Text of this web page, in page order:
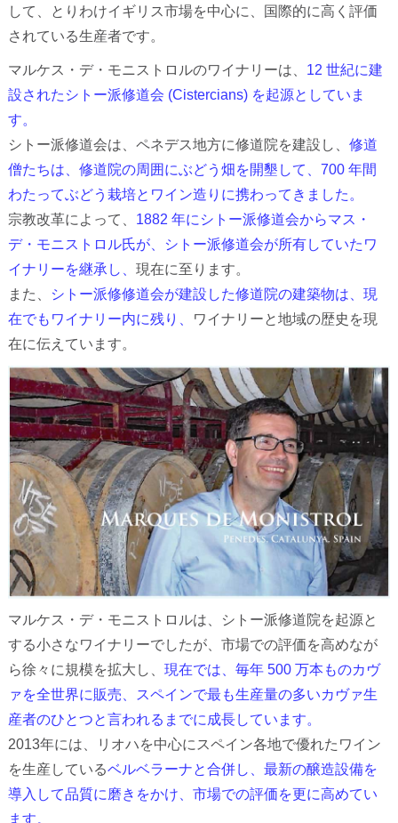
して、とりわけイギリス市場を中心に、国際的に高く評価
されている生産者です。
マルケス・デ・モニストロルのワイナリーは、 12 世紀に建
設されたシトー派修道会 (Cistercians) を起源としていま
す。
シトー派修道会は、ペネデス地方に修道院を建設し、 修道
僧たちは、修道院の周囲にぶどう畑を開墾して、700 年間
わたってぶどう栽培とワイン造りに携わってきました。
宗教改革によって、 1882 年にシトー派修道会からマス・
デ・モニストロル氏が、シトー派修道会が所有していたワ
イナリーを継承し、 現在に至ります。
また、
シトー派修修道会が建設した修道院の建築物は、現
在でもワイナリー内に残り、
ワイナリーと地域の歴史を現
在に伝えています。
マルケス・デ・モニストロルは、シトー派修道院を起源と
する小さなワイナリーでしたが、市場での評価を高めなが
ら徐々に規模を拡大し、 現在では、毎年 500 万本ものカヴ
ァを全世界に販売、スペインで最も生産量の多いカヴァ生
産者のひとつと言われるまでに成長しています。
2013年には、リオハを中心にスペイン各地で優れたワイン
を生産しているベルベラーナと合併し、最新の醸造設備を
導入して品質に磨きをかけ、市場での評価を更に高めてい
ます。